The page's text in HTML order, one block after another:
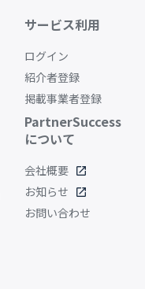
サービス利用
ログイン
紹介者登録
掲載事業者登録
PartnerSuccess
について
会社概要 open_in_new
お知らせ open_in_new
お問い合わせ